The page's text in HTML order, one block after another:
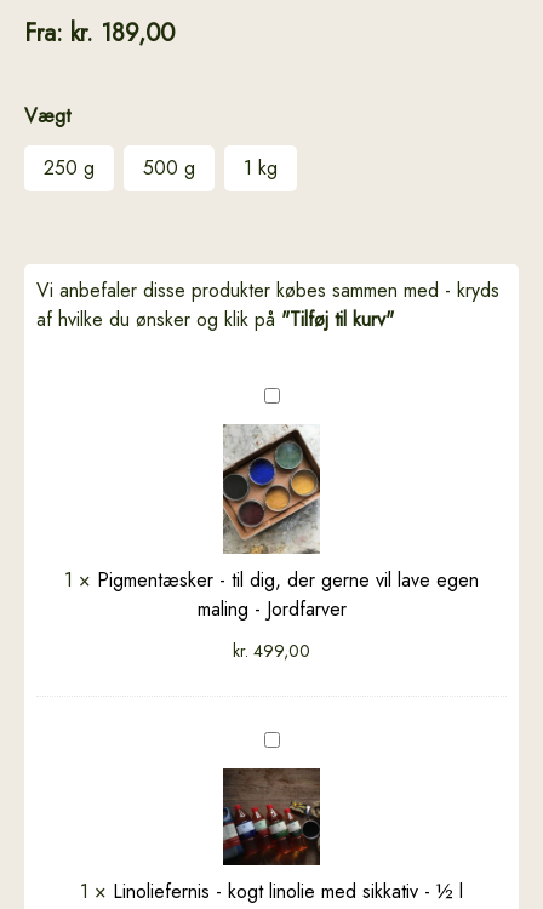
Fra: kr. 189,00
Vægt
250 g
500 g 1 kg
Vi anbefaler disse produkter købes sammen med - kryds
af hvilke du ønsker og klik på "Tilføj til kurv"
Pigmentæsker
-
til
dig,
der
gerne
vil
lave
egen
maling
1 × Pigmentæsker - til dig, der gerne vil lave egen
maling - Jordfarver
kr. 499,00
Linoliefernis
-
kogt
linolie
med
sikkativ
1 × Linoliefernis - kogt linolie med sikkativ - ½ l